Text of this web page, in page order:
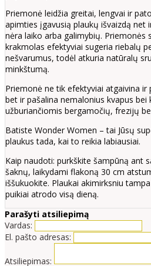
Priemonė leidžia greitai, lengvai ir
apimties įgavusią plaukų išvaizdą net
nėra laiko arba galimybių. Priemonės
krakmolas efektyviai sugeria riebalų
nešvarumus, todėl atkuria natūralų
minkštumą.
Priemonė ne tik efektyviai atgaivina ir
bet ir pašalina nemalonius kvapus bei
užburiančiomis bergamočių, frezijų
Batiste Wonder Women – tai Jūsų
plaukus tada, kai to reikia labiausiai.
Kaip naudoti: purkškite šampūną ant
šaknų, laikydami flakoną 30 cm
iššukuokite. Plaukai akimirksniu
puikiai atrodo visą dieną.
Parašyti atsiliepimą
Vardas:
El. pašto adresas:
Atsiliepimas: